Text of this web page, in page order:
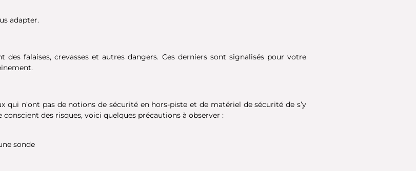
adapter.
falaises, crevasses et autres dangers. Ces derniers sont signalisés pour votre
n’ont pas de notions de sécurité en hors-piste et de matériel de sécurité de s’y
des risques, voici quelques précautions à observer :
sonde